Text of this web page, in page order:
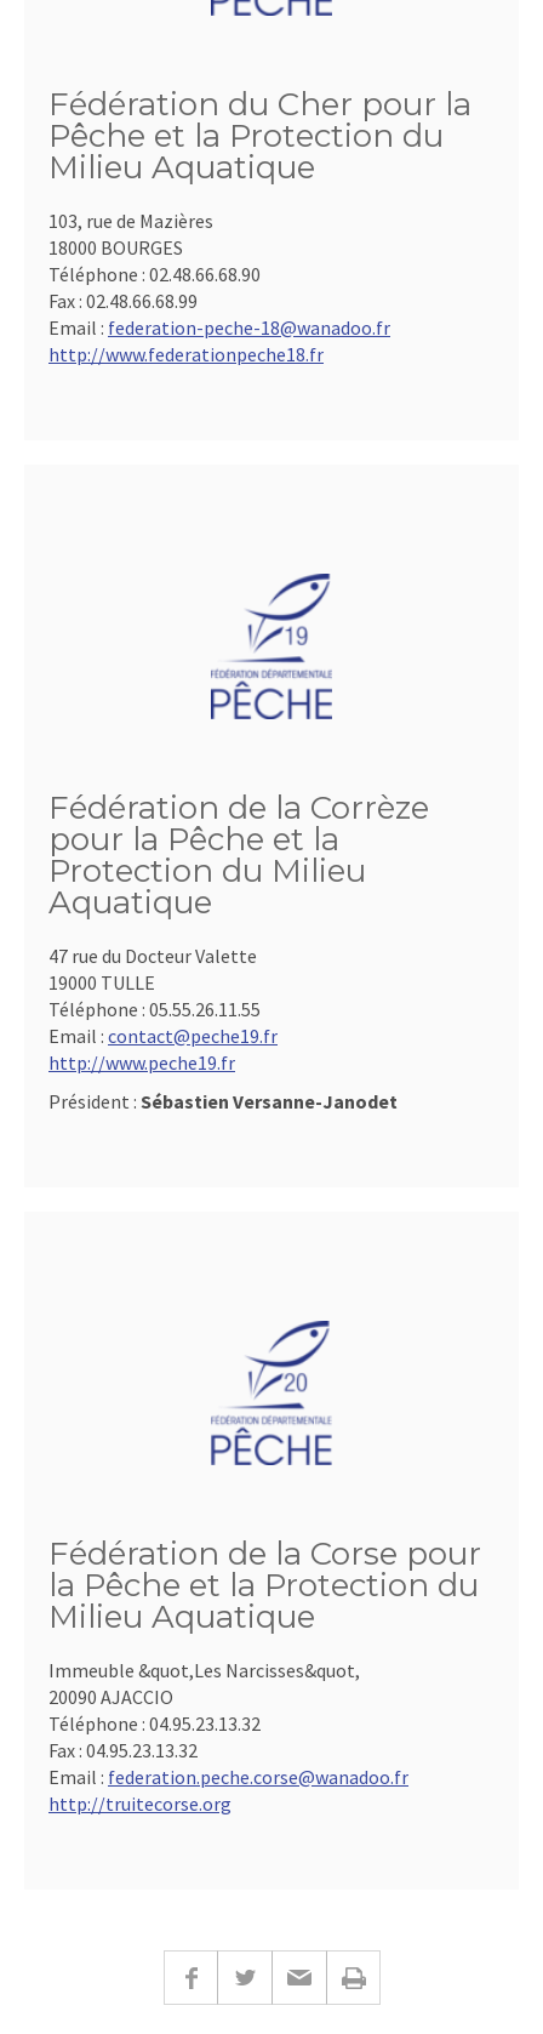
Fédération du Cher pour la
Pêche et la Protection du
Milieu Aquatique
103, rue de Mazières
18000 BOURGES
Téléphone : 02.48.66.68.90
Fax : 02.48.66.68.99
Email : federation-peche-18@wanadoo.fr
http://www.federationpeche18.fr
Fédération de la Corrèze
pour la Pêche et la
Protection du Milieu
Aquatique
47 rue du Docteur Valette
19000 TULLE
Téléphone : 05.55.26.11.55
Email : contact@peche19.fr
http://www.peche19.fr
Président : Sébastien Versanne-Janodet
Fédération de la Corse pour
la Pêche et la Protection du
Milieu Aquatique
Immeuble &quot,Les Narcisses&quot,
20090 AJACCIO
Téléphone : 04.95.23.13.32
Fax : 04.95.23.13.32
Email : federation.peche.corse@wanadoo.fr
http://truitecorse.org